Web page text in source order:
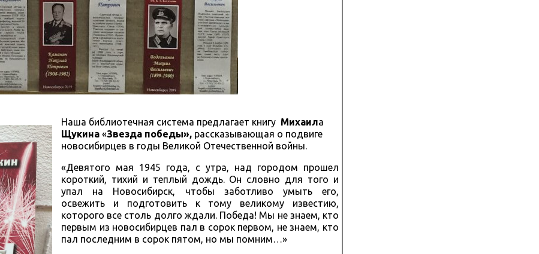
Наша библиотечная система предлагает книгу Михаила
Щукина «Звезда победы», рассказывающая о подвиге
новосибирцев в годы Великой Отечественной войны.
«Девятого мая 1945 года, с утра, над городом прошел
короткий, тихий и теплый дождь. Он словно для того и
упал на Новосибирск, чтобы заботливо умыть его,
освежить и подготовить к тому великому известию,
которого все столь долго ждали. Победа! Мы не знаем, кто
первым из новосибирцев пал в сорок первом, не знаем, кто
пал последним в сорок пятом, но мы помним…»